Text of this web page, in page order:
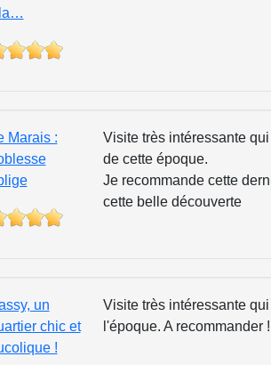
Marais :
Visite très intéressante
de cette époque.
Je recommande cette
cette belle découverte
un
chic et
!
Visite très intéressante
l'époque. A recommander !